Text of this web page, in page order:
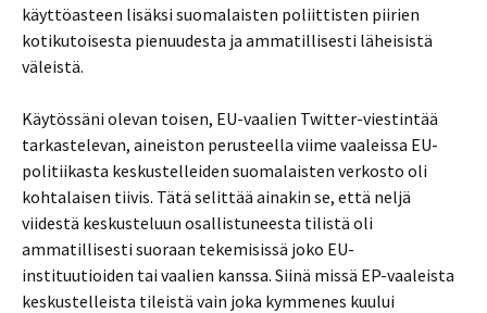
käyttöasteen lisäksi suomalaisten poliittisten piirien
kotikutoisesta pienuudesta ja ammatillisesti läheisistä
väleistä.
Käytössäni olevan toisen, EU-vaalien Twitter-viestintää
tarkastelevan, aineiston perusteella viime vaaleissa EU-
politiikasta keskustelleiden suomalaisten verkosto oli
kohtalaisen tiivis. Tätä selittää ainakin se, että neljä
viidestä keskusteluun osallistuneesta tilistä oli
ammatillisesti suoraan tekemisissä joko EU-
instituutioiden tai vaalien kanssa. Siinä missä EP-vaaleista
keskustelleista tileistä vain joka kymmenes kuului